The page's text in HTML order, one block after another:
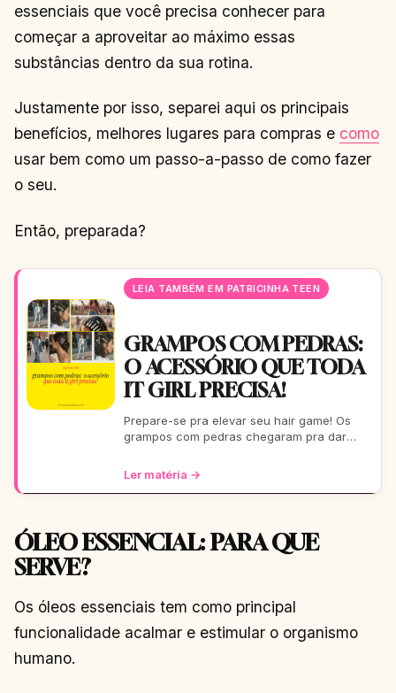
essenciais que você precisa conhecer para
começar a aproveitar ao máximo essas
substâncias dentro da sua rotina.
Justamente por isso, separei aqui os principais
benefícios, melhores lugares para compras e como
usar bem como um passo-a-passo de como fazer
o seu.
Então, preparada?
LEIA TAMBÉM EM PATRICINHA TEEN
GRAMPOS COM PEDRAS:
O ACESSÓRIO QUE TODA
IT GIRL PRECISA!
Prepare-se pra elevar seu hair game! Os
grampos com pedras chegaram pra dar
casual a uma festa b
Ler matéria →
ÓLEO ESSENCIAL: PARA QUE
SERVE?
Os óleos essenciais tem como principal
funcionalidade acalmar e estimular o organismo
humano.